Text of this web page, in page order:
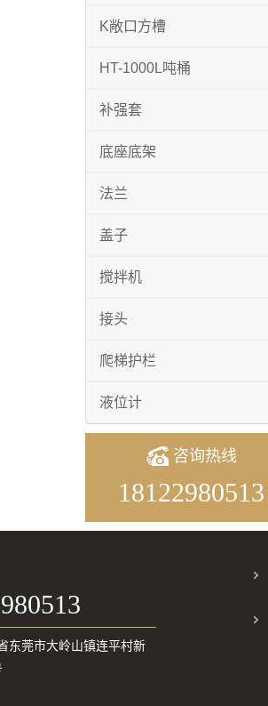
K敞口方槽
HT-1000L吨桶
补强套
底座底架
法兰
盖子
搅拌机
接头
爬梯护栏
液位计
咨询热线
18122980513
东莞市大岭山镇连平村新